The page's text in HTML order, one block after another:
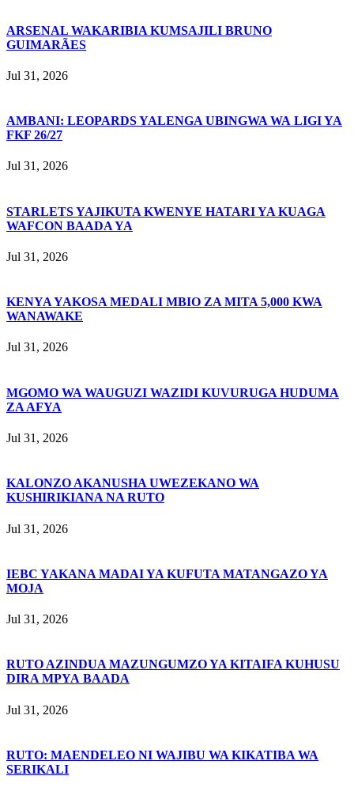
ARSENAL WAKARIBIA KUMSAJILI BRUNO
GUIMARÃES
Jul 31, 2026
AMBANI: LEOPARDS YALENGA UBINGWA WA LIGI YA
FKF 26/27
Jul 31, 2026
STARLETS YAJIKUTA KWENYE HATARI YA KUAGA
WAFCON BAADA YA
Jul 31, 2026
KENYA YAKOSA MEDALI MBIO ZA MITA 5,000 KWA
WANAWAKE
Jul 31, 2026
MGOMO WA WAUGUZI WAZIDI KUVURUGA HUDUMA
ZA AFYA
Jul 31, 2026
KALONZO AKANUSHA UWEZEKANO WA
KUSHIRIKIANA NA RUTO
Jul 31, 2026
IEBC YAKANA MADAI YA KUFUTA MATANGAZO YA
MOJA
Jul 31, 2026
RUTO AZINDUA MAZUNGUMZO YA KITAIFA KUHUSU
DIRA MPYA BAADA
Jul 31, 2026
RUTO: MAENDELEO NI WAJIBU WA KIKATIBA WA
SERIKALI